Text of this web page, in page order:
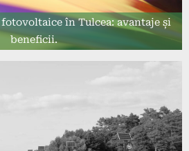
în Tulcea: avantaje și
beneficii.